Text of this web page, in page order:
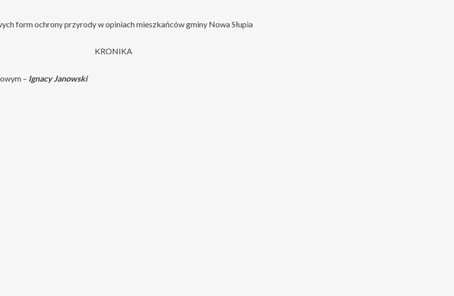
form ochrony przyrody w opiniach mieszkańców gminy Nowa Słupia
KRONIKA
– Ignacy Janowski